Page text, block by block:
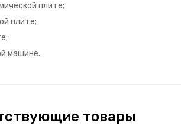
плите;
плите;
машине.
товары